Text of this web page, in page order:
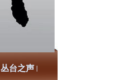
丛台之声